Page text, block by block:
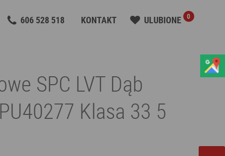
606 528 518 KONTAKT ULUBIONE 0
SPC LVT Dąb
Klasa 33 5